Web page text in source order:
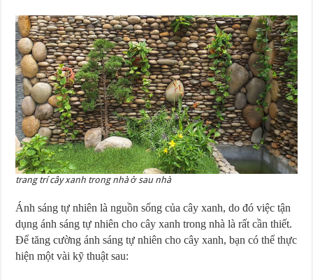
trang trí cây xanh trong nhà ở sau nhà
Ánh sáng tự nhiên là nguồn sống của cây xanh, do đó việc tận
dụng ánh sáng tự nhiên cho cây xanh trong nhà là rất cần thiết.
Để tăng cường ánh sáng tự nhiên cho cây xanh, bạn có thể thực
hiện một vài kỹ thuật sau: